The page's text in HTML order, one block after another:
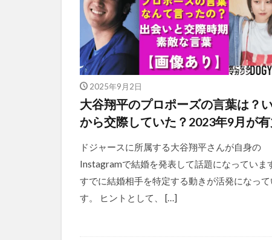
2025年9月2日
大谷翔平のプロポーズの言葉は？
から交際していた？2023年9月が有
ドジャースに所属する大谷翔平さんが自身の
Instagramで結婚を発表して話題になっていま
すでに結婚相手を特定する動きが活発になって
す。 ヒントとして、 […]